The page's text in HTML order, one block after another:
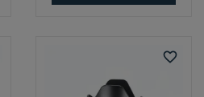
favorite_border